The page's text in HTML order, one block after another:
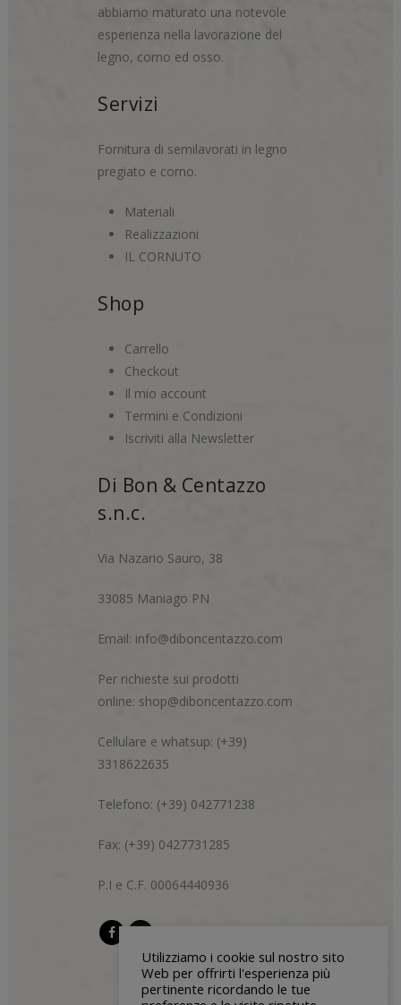
abbiamo maturato una notevole
esperienza nella lavorazione del
legno, corno ed osso.
Servizi
Fornitura di semilavorati in legno
pregiato e corno.
Materiali
Realizzazioni
IL CORNUTO
Shop
Carrello
Checkout
Il mio account
Termini e Condizioni
Iscriviti alla Newsletter
Di Bon & Centazzo
s.n.c.
Via Nazario Sauro, 38
33085 Maniago PN
Email: info@diboncentazzo.com
Per richieste sui prodotti
online: shop@diboncentazzo.com
Cellulare e whatsup: (+39)
3318622635
Telefono: (+39) 042771238
Fax: (+39) 0427731285
P.I e C.F. 00064440936
Utilizziamo i cookie sul nostro sito
Web per offrirti l'esperienza più
pertinente ricordando le tue